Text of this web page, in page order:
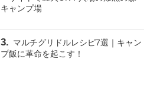
キャンプ場
マルチグリドルレシピ7選｜キャン
プ飯に革命を起こす！